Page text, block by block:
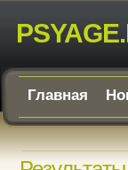
Главная